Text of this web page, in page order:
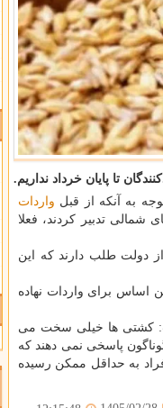
تا پایان خرداد نداریم.
به آنکه از قبل واردات
شمالی تدبیر کردند، فعلا
طوریکه واردکنندگان نزدیک ۲ میلیارد یورو از دولت طلب دارند که این
اساس برای واردات نهاده
کشتی ها خیلی سخت می
پاسخی نمی دهند که
به حداقل ممکن رسیده